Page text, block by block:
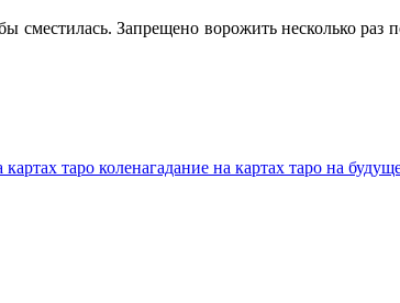
Запрещено ворожить несколько раз
картах таро коленагадание на картах таро на